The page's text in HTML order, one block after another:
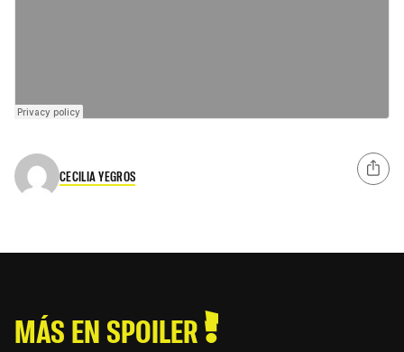
CECILIA YEGROS
MÁS EN SPOILER